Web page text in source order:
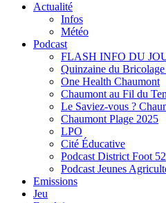
Actualité
Infos
Météo
Podcast
FLASH INFO DU
Quinzaine du
One Health Chaumont
Chaumont au Fil du
Le Saviez-vous ?
Chaumont Plage 2025
LPO
Cité Éducative
Podcast District Foot 52
Podcast Jeunes
Emissions
Jeu